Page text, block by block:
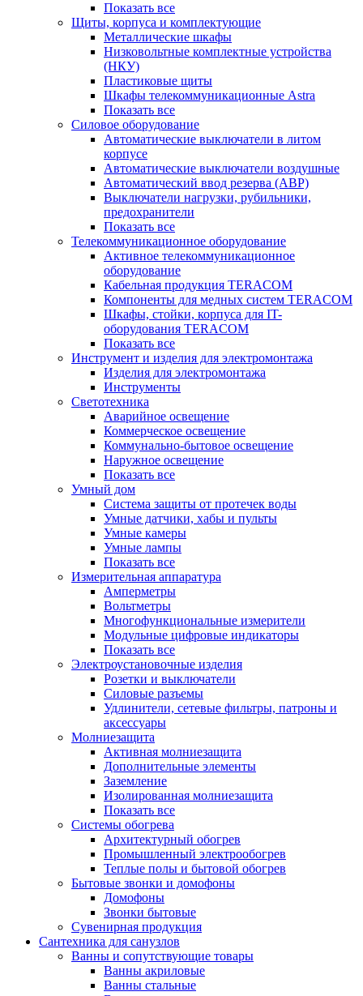
Показать все
Щиты, корпуса и комплектующие
Металлические шкафы
Низковольтные комплектные устройства
(НКУ)
Пластиковые щиты
Шкафы телекоммуникационные Astra
Показать все
Силовое оборудование
Автоматические выключатели в литом
корпусе
Автоматические выключатели воздушные
Автоматический ввод резерва (АВР)
Выключатели нагрузки, рубильники,
предохранители
Показать все
Телекоммуникационное оборудование
Активное телекоммуникационное
оборудование
Кабельная продукция TERACOM
Компоненты для медных систем TERACOM
Шкафы, стойки, корпуса для IT-
оборудования TERACOM
Показать все
Инструмент и изделия для электромонтажа
Изделия для электромонтажа
Инструменты
Светотехника
Аварийное освещение
Коммерческое освещение
Коммунально-бытовое освещение
Наружное освещение
Показать все
Умный дом
Система защиты от протечек воды
Умные датчики, хабы и пульты
Умные камеры
Умные лампы
Показать все
Измерительная аппаратура
Амперметры
Вольтметры
Многофункциональные измерители
Модульные цифровые индикаторы
Показать все
Электроустановочные изделия
Розетки и выключатели
Силовые разъемы
Удлинители, сетевые фильтры, патроны и
аксессуары
Молниезащита
Активная молниезащита
Дополнительные элементы
Заземление
Изолированная молниезащита
Показать все
Системы обогрева
Архитектурный обогрев
Промышленный электрообогрев
Теплые полы и бытовой обогрев
Бытовые звонки и домофоны
Домофоны
Звонки бытовые
Сувенирная продукция
Сантехника для санузлов
Ванны и сопутствующие товары
Ванны акриловые
Ванны стальные